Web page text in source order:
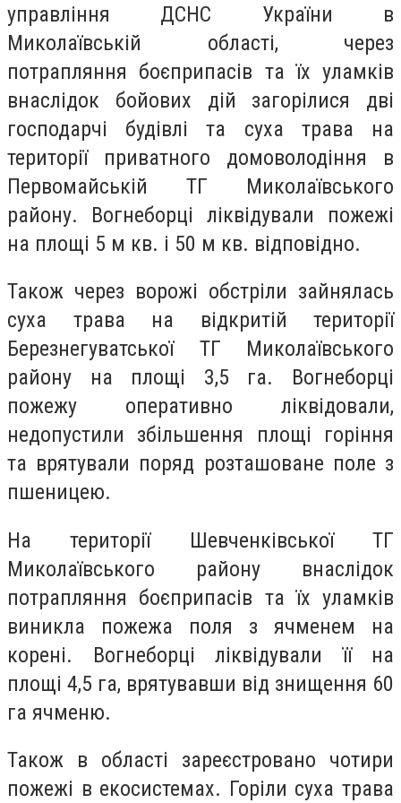
управління ДСНС України в
Миколаївській області, через
потрапляння боєприпасів та їх уламків
внаслідок бойових дій загорілися дві
господарчі будівлі та суха трава на
території приватного домоволодіння в
Первомайській ТГ Миколаївського
району. Вогнеборці ліквідували пожежі
на площі 5 м кв. і 50 м кв. відповідно.
Також через ворожі обстріли зайнялась
суха трава на відкритій території
Березнегуватської ТГ Миколаївського
району на площі 3,5 га. Вогнеборці
пожежу оперативно ліквідовали,
недопустили збільшення площі горіння
та врятували поряд розташоване поле з
пшеницею.
На території Шевченківської ТГ
Миколаївського району внаслідок
потрапляння боєприпасів та їх уламків
виникла пожежа поля з ячменем на
корені. Вогнеборці ліквідували її на
площі 4,5 га, врятувавши від знищення 60
га ячменю.
Також в області зареєстровано чотири
пожежі в екосистемах. Горіли суха трава